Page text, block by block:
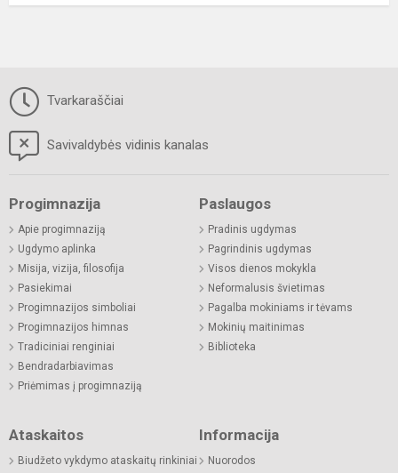
Tvarkaraščiai
Savivaldybės vidinis kanalas
Progimnazija
Apie progimnaziją
Ugdymo aplinka
Misija, vizija, filosofija
Pasiekimai
Progimnazijos simboliai
Progimnazijos himnas
Tradiciniai renginiai
Bendradarbiavimas
Priėmimas į progimnaziją
Paslaugos
Pradinis ugdymas
Pagrindinis ugdymas
Visos dienos mokykla
Neformalusis švietimas
Pagalba mokiniams ir tėvams
Mokinių maitinimas
Biblioteka
Ataskaitos
Biudžeto vykdymo ataskaitų rinkiniai
Informacija
Nuorodos